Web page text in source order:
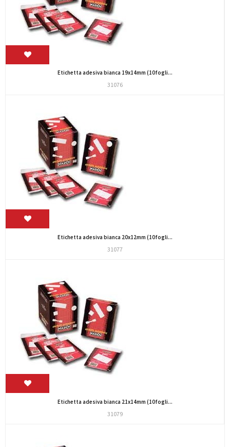
Etichetta adesiva bianca 19x14mm (10fogli...
31076
Etichetta adesiva bianca 20x12mm (10fogli...
31077
Etichetta adesiva bianca 21x14mm (10fogli...
31079